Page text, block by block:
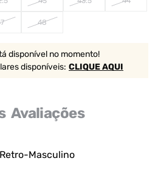
48
disponível no momento!
disponíveis: CLIQUE AQUI
Avaliações